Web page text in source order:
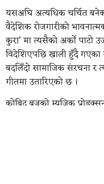
यसअघि अत्यधिक चर्चित
वैदेशिक रोजगारीको
कुरा’ मा त्यसैको अर्को पाटो
विदेशिएपछि खाली हुँदै
बदलिँदो सामाजिक संरचना
गीतमा उतारिएको छ ।
कोबिद बज्रको म्युजिक